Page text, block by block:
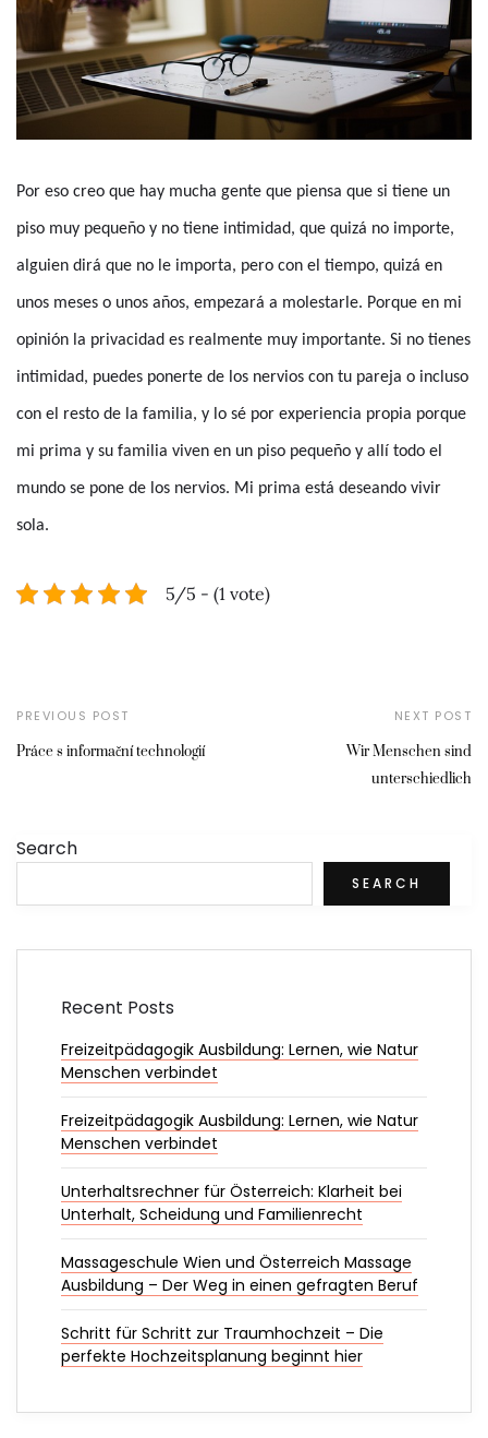
Por eso creo que hay mucha gente que piensa que si tiene un
piso muy pequeño y no tiene intimidad, que quizá no importe,
alguien dirá que no le importa, pero con el tiempo, quizá en
unos meses o unos años, empezará a molestarle. Porque en mi
opinión la privacidad es realmente muy importante. Si no tienes
intimidad, puedes ponerte de los nervios con tu pareja o incluso
con el resto de la familia, y lo sé por experiencia propia porque
mi prima y su familia viven en un piso pequeño y allí todo el
mundo se pone de los nervios. Mi prima está deseando vivir
sola.
5/5 - (1 vote)
PREVIOUS POST
Práce s informační technologií
NEXT POST
Wir Menschen sind
unterschiedlich
Search
SEARCH
Recent Posts
Freizeitpädagogik Ausbildung: Lernen, wie Natur
Menschen verbindet
Freizeitpädagogik Ausbildung: Lernen, wie Natur
Menschen verbindet
Unterhaltsrechner für Österreich: Klarheit bei
Unterhalt, Scheidung und Familienrecht
Massageschule Wien und Österreich Massage
Ausbildung – Der Weg in einen gefragten Beruf
Schritt für Schritt zur Traumhochzeit – Die
perfekte Hochzeitsplanung beginnt hier